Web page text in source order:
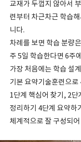
교재가 두껍지 않아서
련부터 차근차근 학습
니다.
차례를 보면 학습 분량
주 5일 학습한다면 6주
가장 처음에는 학습 설
기본 요약기술훈련으로
1단계 핵심어 찾기, 2단
정리하기 4단계 요약하
체계적으로 잘 구성되